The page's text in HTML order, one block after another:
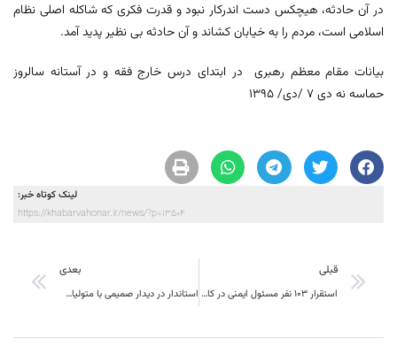
در آن حادثه، هیچکس دست اندرکار نبود و قدرت فکری که شاکله اصلی نظام
اسلامی است، مردم را به خیابان کشاند و آن حادثه بی نظیر پدید آمد.
بیانات مقام معظم رهبری در ابتدای درس خارج فقه و در آستانه سالروز
حماسه نه دی ۷ /دی/ ۱۳۹۵
لینک کوتاه خبر:
https://khabarvahonar.ir/news/?p=13504
قبلی
استقرار 103 نفر مسئول ایمنی در کارگاههای مشمول در سال جاری ؛ نتیجه اجرای مدل خودبازرسی درون کارگاهی در استان
بعدی
استاندار در دیدار صمیمی با متولیان بخش کشاورزی استان: جهادکشاورزی نقش مهمی در افزایش اعتماد عمومی و ارتقای رضایت مندی از دولت دارد